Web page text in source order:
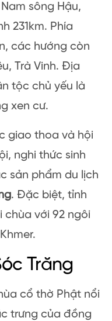
sông Hậu,
231km. Phía
các hướng còn
Trà Vinh. Địa
tộc chủ yếu là
xen cư.
giao thoa và hội
nghi thức sinh
sản phẩm du lịch
. Đặc biệt, tỉnh
chùa với 92 ngôi
Trăng
cổ thờ Phật nổi
trưng của đồng